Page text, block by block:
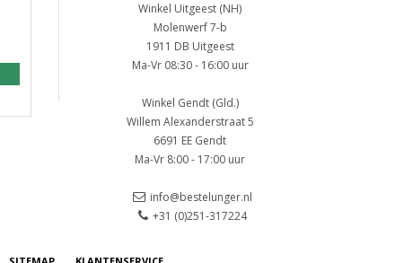
Winkel Uitgeest (NH)
Molenwerf 7-b
1911 DB Uitgeest
Ma-Vr 08:30 - 16:00 uur
Winkel Gendt (Gld.)
Willem Alexanderstraat 5
6691 EE Gendt
Ma-Vr 8:00 - 17:00 uur
info@bestelunger.nl
+31 (0)251-317224